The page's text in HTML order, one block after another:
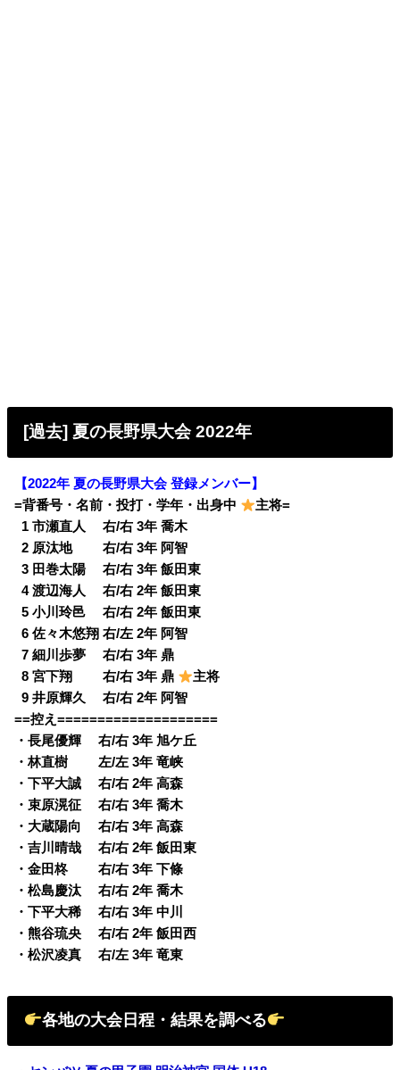
[過去] 夏の長野県大会 2022年
【2022年 夏の長野県大会 登録メンバー】
=背番号・名前・投打・学年・出身中
主将=
1 市瀬直人 右/右 3年 喬木
02 原汰地 右/右 3年 阿智
03 田巻太陽 右/右 3年 飯田東
04 渡辺海人 右/右 2年 飯田東
05 小川玲邑 右/右 2年 飯田東
06 佐々木悠翔 右/左 2年 阿智
07 細川歩夢 右/右 3年 鼎
08 宮下翔 右/右 3年 鼎
主将
09 井原輝久 右/右 2年 阿智
==控え====================
・長尾優輝 右/右 3年 旭ケ丘
・林直樹 左/左 3年 竜峡
・下平大誠 右/右 2年 高森
・束原滉征 右/右 3年 喬木
・大蔵陽向 右/右 3年 高森
・吉川晴哉 右/右 2年 飯田東
・金田柊 右/右 3年 下條
・松島慶汰 右/右 2年 喬木
・下平大稀 右/右 3年 中川
・熊谷琉央 右/右 2年 飯田西
・松沢凌真 右/左 3年 竜東
各地の大会日程・結果を調べる